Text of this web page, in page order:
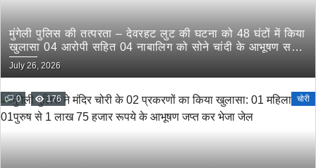
मुंगेली पुलिस की तत्परता – देवरहट लुट की घटना को 48 घंटों में किया
खुलासा 04 आरोपी सहित 04 नाबालिग को सोने चांदी के आभूषण सहित
किया गिरफ्तार
July 26, 2026
0 176 चोरी